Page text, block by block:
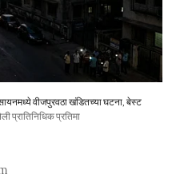
वीजपुरवठा खंडितच्या घटना, बेस्ट
प्रातिनिधिक प्रतिमा